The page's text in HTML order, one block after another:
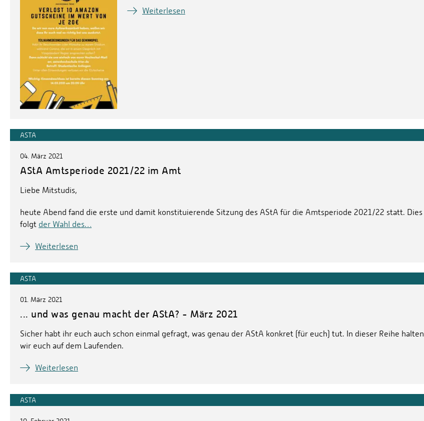
Weiterlesen
ASTA
04. März 2021
AStA Amtsperiode 2021/22 im Amt
Liebe Mitstudis,
heute Abend fand die erste und damit konstituierende Sitzung des AStA für die Amtsperiode 2021/22 statt. Dies
folgt der Wahl des…
Weiterlesen
ASTA
01. März 2021
... und was genau macht der AStA? - März 2021
Sicher habt ihr euch auch schon einmal gefragt, was genau der AStA konkret (für euch) tut. In dieser Reihe halten
wir euch auf dem Laufenden.
Weiterlesen
ASTA